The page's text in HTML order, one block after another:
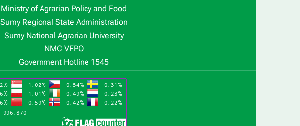
Ministry of Agrarian Policy and Food
Sumy Regional State Administration
Sumy National Agrarian University
NMC VFPO
Government Hotline 1545